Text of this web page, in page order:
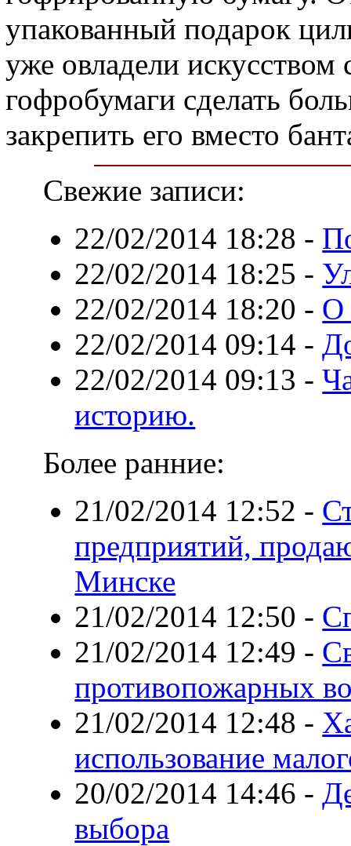
упакованный подарок
уже овладели
гофробумаги сделать
закрепить его вместо
Свежие записи:
22/02/2014 18:28 -
22/02/2014 18:25 -
22/02/2014 18:20 - О
22/02/2014 09:14 -
22/02/2014 09:13 -
историю.
Более ранние:
21/02/2014 12:52 -
предприятий,
Минске
21/02/2014 12:50 -
21/02/2014 12:49 -
противопожарных
21/02/2014 12:48 -
использование
20/02/2014 14:46 -
выбора